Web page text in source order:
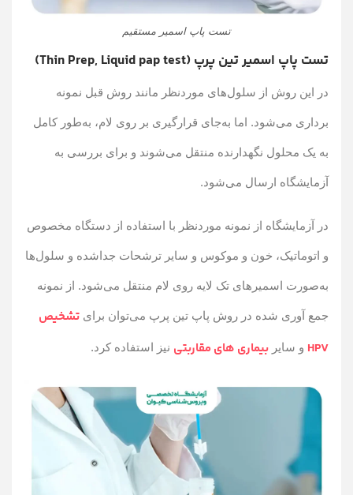
تست پاپ اسمیر مستقیم
تست پاپ اسمیر تین پرپ (Thin Prep, Liquid pap test)
در این روش از سلول‌های موردنظر مانند روش قبل نمونه
برداری می‌شود. اما به‌جای قرارگیری بر روی لام، به‌طور کامل
به یک محلول نگهدارنده منتقل می‌شوند و برای بررسی به
آزمایشگاه ارسال می‌شود.
در آزمایشگاه از نمونه موردنظر با استفاده از دستگاه مخصوص
و اتوماتیک، خون و موکوس و سایر ترشحات جداشده و سلول‌ها
به‌صورت اسمیرهای تک لایه روی لام منتقل می‌شود. از نمونه
جمع آوری شده در روش پاپ تین پرپ می‌توان برای تشخیص
HPV و سایر بیماری های مقاربتی نیز استفاده کرد.